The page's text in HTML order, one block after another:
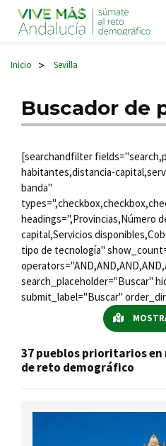
Navegación
Inicio > Sevilla
Buscador de
[searchandfilter
habitantes,distancia-
banda"
headings=",Provincias,Número
capital,Servicios
tipo de tecnología"
search_placeholder="Buscar"
submit_label="Buscar"
37 pueblos prioritarios
de reto demográfico